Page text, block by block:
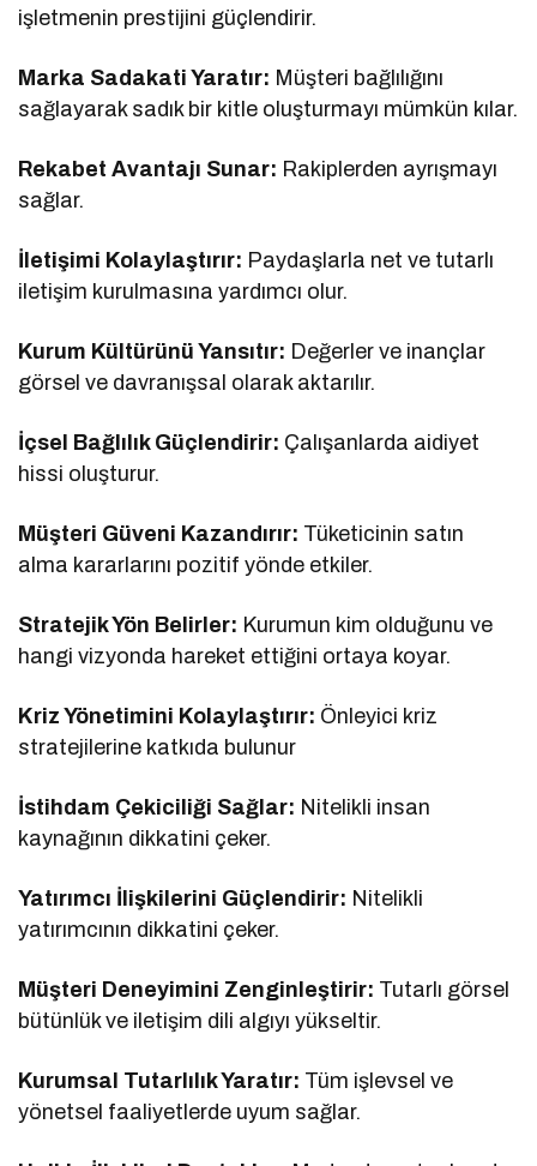
işletmenin prestijini güçlendirir.
Marka Sadakati Yaratır: Müşteri bağlılığını
sağlayarak sadık bir kitle oluşturmayı mümkün kılar.
Rekabet Avantajı Sunar: Rakiplerden ayrışmayı
sağlar.
İletişimi Kolaylaştırır: Paydaşlarla net ve tutarlı
iletişim kurulmasına yardımcı olur.
Kurum Kültürünü Yansıtır: Değerler ve inançlar
görsel ve davranışsal olarak aktarılır.
İçsel Bağlılık Güçlendirir: Çalışanlarda aidiyet
hissi oluşturur.
Müşteri Güveni Kazandırır: Tüketicinin satın
alma kararlarını pozitif yönde etkiler.
Stratejik Yön Belirler: Kurumun kim olduğunu ve
hangi vizyonda hareket ettiğini ortaya koyar.
Kriz Yönetimini Kolaylaştırır: Önleyici kriz
stratejilerine katkıda bulunur
İstihdam Çekiciliği Sağlar: Nitelikli insan
kaynağının dikkatini çeker.
Yatırımcı İlişkilerini Güçlendirir: Nitelikli
yatırımcının dikkatini çeker.
Müşteri Deneyimini Zenginleştirir: Tutarlı görsel
bütünlük ve iletişim dili algıyı yükseltir.
Kurumsal Tutarlılık Yaratır: Tüm işlevsel ve
yönetsel faaliyetlerde uyum sağlar.